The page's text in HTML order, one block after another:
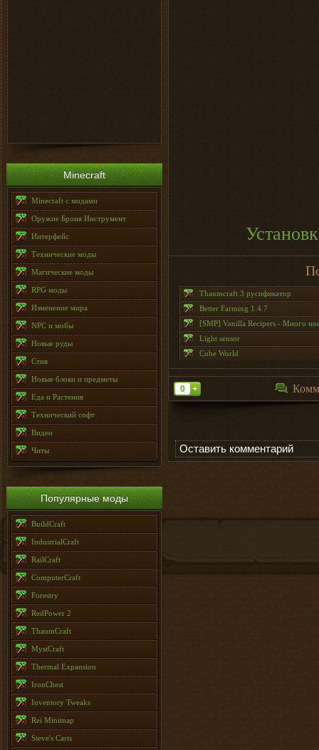
Minecraft
Minecraft с модами
Оружие Броня Инструмент
Интерфейс
Технические моды
Магические моды
RPG моды
Изменение мира
NPC и мобы
Новые руды
Стив
Новые блоки и предметы
Еда и Растения
Технический софт
Видео
Читы
Популярные моды
BuildCraft
IndustrialCraft
RailCraft
ComputerCraft
Forestry
RedPower 2
ThaumCraft
MystCraft
Thermal Expansion
IronChest
Inventory Tweaks
Rei Minimap
Steve's Carts
Thaumcraft 3 русификатор
Better Farming 1.4.7
[SMP] Vanilla Recipers - Много
Light sensor
Cube World
0 +
Оставить комментарий